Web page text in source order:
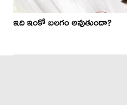
ఇది ఇంకో బలగం అవుతుందా?